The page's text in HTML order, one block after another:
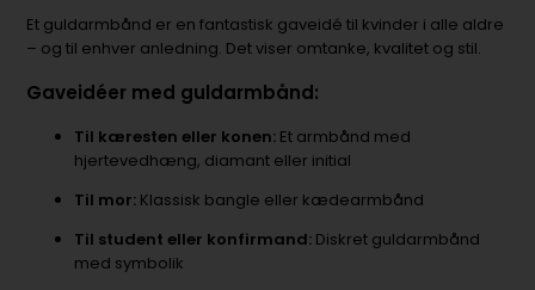
Et guldarmbånd er en fantastisk gaveidé til kvinder i alle aldre
– og til enhver anledning. Det viser omtanke, kvalitet og stil.
Gaveidéer med guldarmbånd:
Til kæresten eller konen: Et armbånd med
hjertevedhæng, diamant eller initial
Til mor: Klassisk bangle eller kædearmbånd
Til student eller konfirmand: Diskret guldarmbånd
med symbolik